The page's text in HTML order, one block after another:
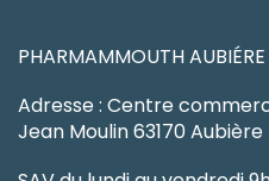
PHARMAMMOUTH AUBIÉRE
Adresse : Centre
Jean Moulin 63170 Aubière